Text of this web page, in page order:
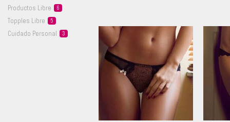
Productos Libre 6
Topples Libre 5
Cuidado Personal 3